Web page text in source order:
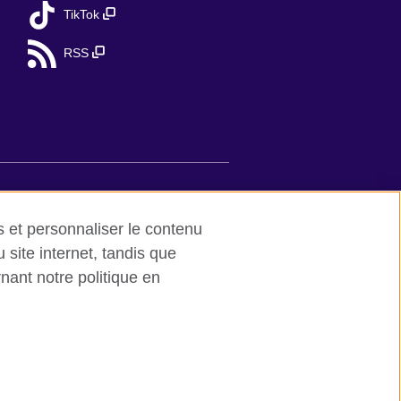
TikTok
RSS
britannique dédiée aux
est une société inscrite en
Council est une association
et personnaliser le contenu
site internet, tandis que
notre politique en